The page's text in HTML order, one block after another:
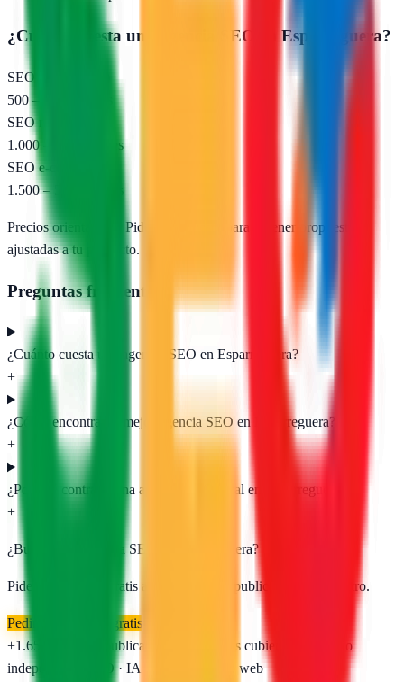
¿Cuánto cuesta una agencia SEO en Esparreguera?
SEO local (pyme)
500 – 1.000 €/mes
SEO nacional
1.000 – 2.500 €/mes
SEO e-commerce
1.500 – 5.000 €/mes
Precios orientativos. Pide presupuesto para obtener propuestas
ajustadas a tu proyecto.
Preguntas frecuentes
¿Cuánto cuesta una agencia SEO en Esparreguera?
+
¿Cómo encontrar la mejor agencia SEO en Esparreguera?
+
¿Por qué contratar una agencia SEO local en Esparreguera?
+
¿Buscas una agencia SEO en Esparreguera?
Pide presupuesto gratis a las agencias publicadas. Sin registro.
Pedir presupuesto gratis
+1.650
agencias publicadas provincias cubiertas
Directorio
independiente
SEO · IA · GEO · Diseño web